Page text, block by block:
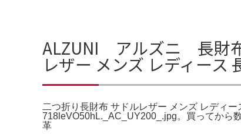
ALZUNI アルズニ 長財
レザー メンズ レディース
二つ折り長財布 サドルレザー メンズ レディ
718leVO50hL._AC_UY200_.jpg。買ってから
革